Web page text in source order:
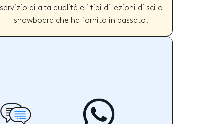
servizio di alta qualità e i tipi di lezioni di sci o
snowboard che ha fornito in passato.